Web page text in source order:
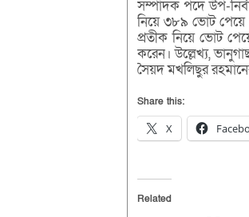
সম্পাদক পদে উপ-
নিয়ে ৩৮৯ ভোট পেয়ে
প্রতীক নিয়ে ভোট
করেন। উল্লেখ্য,
সৈয়দ মখলিছুর
Share this:
X
Related